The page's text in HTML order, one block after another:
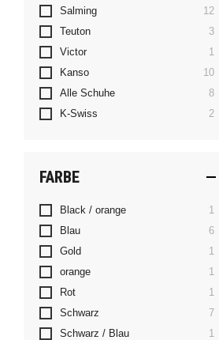
Salming
12
Teuton
3
Victor
1
Kanso
10
Alle Schuhe
8
K-Swiss
2
FARBE
Black / orange 1
Blau
6
Gold
1
orange
1
Rot
1
Schwarz
7
Schwarz / Blau
1